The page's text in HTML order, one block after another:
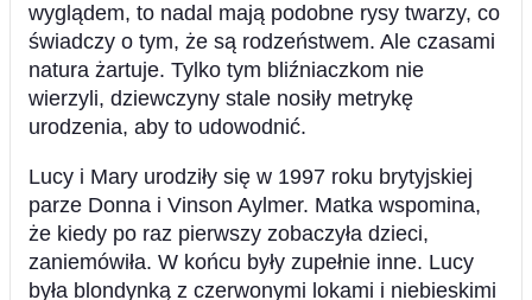
wyglądem, to nadal mają podobne rysy twarzy, co
świadczy o tym, że są rodzeństwem. Ale czasami
natura żartuje. Tylko tym bliźniaczkom nie
wierzyli, dziewczyny stale nosiły metrykę
urodzenia, aby to udowodnić.
Lucy i Mary urodziły się w 1997 roku brytyjskiej
parze Donna i Vinson Aylmer. Matka wspomina,
że ​​kiedy po raz pierwszy zobaczyła dzieci,
zaniemówiła. W końcu były zupełnie inne. Lucy
była blondynką z czerwonymi lokami i niebieskimi